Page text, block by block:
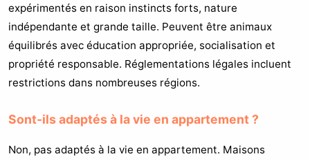
expérimentés en raison instincts forts, nature
indépendante et grande taille. Peuvent être animaux
équilibrés avec éducation appropriée, socialisation et
propriété responsable. Réglementations légales incluent
restrictions dans nombreuses régions.
Sont-ils adaptés à la vie en appartement ?
Non, pas adaptés à la vie en appartement. Maisons